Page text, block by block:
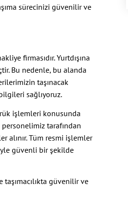
sürecinizi güvenilir ve
firmasıdır. Yurtdışına
Bu nedenle, bu alanda
taşınacak
sağlıyoruz.
işlemleri konusunda
tarafından
alınır. Tüm resmi işlemler
güvenli bir şekilde
güvenilir ve